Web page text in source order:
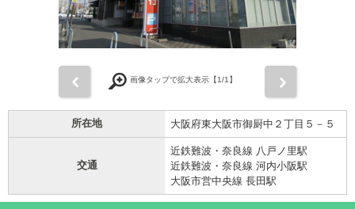
画像タップで拡大表示【1/1】
所在地 大阪府東大阪市御厨中２丁目５－５
交通
近鉄難波・奈良線 八戸ノ里駅
近鉄難波・奈良線 河内小阪駅
大阪市営中央線 長田駅